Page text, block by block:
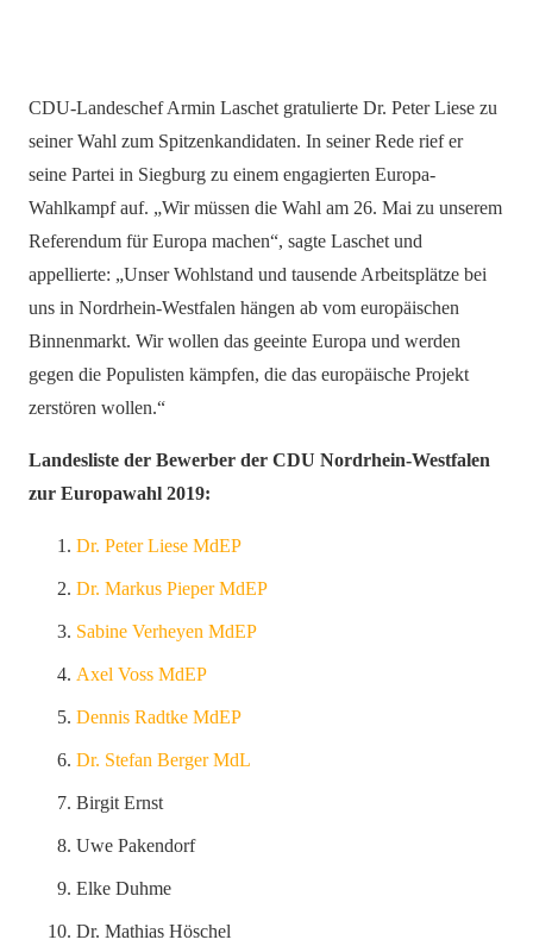
CDU-Landeschef Armin Laschet gratulierte Dr. Peter Liese zu
seiner Wahl zum Spitzenkandidaten. In seiner Rede rief er
seine Partei in Siegburg zu einem engagierten Europa-
Wahlkampf auf. „Wir müssen die Wahl am 26. Mai zu unserem
Referendum für Europa machen“, sagte Laschet und
appellierte: „Unser Wohlstand und tausende Arbeitsplätze bei
uns in Nordrhein-Westfalen hängen ab vom europäischen
Binnenmarkt. Wir wollen das geeinte Europa und werden
gegen die Populisten kämpfen, die das europäische Projekt
zerstören wollen.“
Landesliste der Bewerber der CDU Nordrhein-Westfalen
zur Europawahl 2019:
Dr. Peter Liese MdEP
Dr. Markus Pieper MdEP
Sabine Verheyen MdEP
Axel Voss MdEP
Dennis Radtke MdEP
Dr. Stefan Berger MdL
Birgit Ernst
Uwe Pakendorf
Elke Duhme
Dr. Mathias Höschel